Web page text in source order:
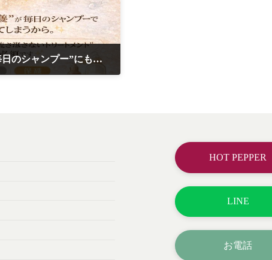
加齢毛の原因は“毎日のシャンプー”にもあります
HOT PEPPER
LINE
お電話